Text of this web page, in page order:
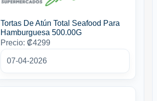
Tortas De Atún Total Seafood Para
Hamburguesa 500.00G
Precio: ₡4299
07-04-2026